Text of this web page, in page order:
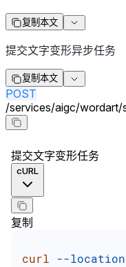
复制本文
提交文字变形异步任务
复制本文
POST
/services/aigc/wordart/
提交文字变形任务
cURL
复制
curl --location